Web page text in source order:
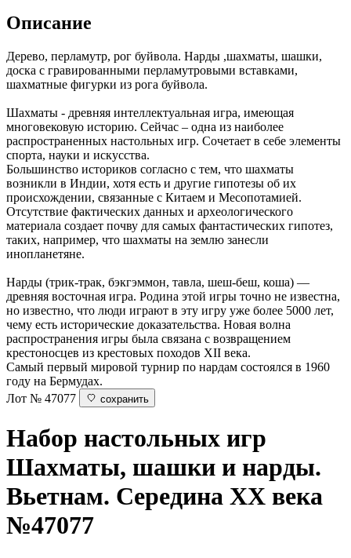
Описание
Дерево, перламутр, рог буйвола. Нарды ,шахматы, шашки,
доска с гравированными перламутровыми вставками,
шахматные фигурки из рога буйвола.
Шахматы - древняя интеллектуальная игра, имеющая
многовековую историю. Сейчас – одна из наиболее
распространенных настольных игр. Сочетает в себе элементы
спорта, науки и искусства.
Большинство историков согласно с тем, что шахматы
возникли в Индии, хотя есть и другие гипотезы об их
происхождении, связанные с Китаем и Месопотамией.
Отсутствие фактических данных и археологического
материала создает почву для самых фантастических гипотез,
таких, например, что шахматы на землю занесли
инопланетяне.
Нарды (трик-трак, бэкгэммон, тавла, шеш-беш, коша) —
древняя восточная игра. Родина этой игры точно не известна,
но известно, что люди играют в эту игру уже более 5000 лет,
чему есть исторические доказательства. Новая волна
распространения игры была связана с возвращением
крестоносцев из крестовых походов XII века.
Самый первый мировой турнир по нардам состоялся в 1960
году на Бермудах.
Лот № 47077
сохранить
Набор настольных игр
Шахматы, шашки и нарды.
Вьетнам. Середина ХХ века
№47077